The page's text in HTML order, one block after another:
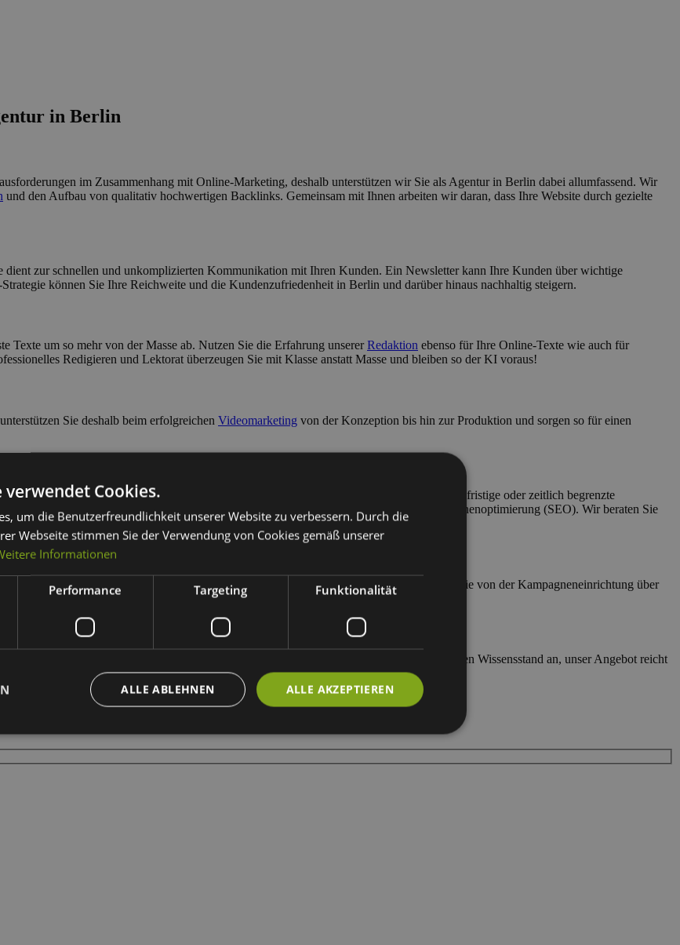
in Berlin
im Zusammenhang mit Online-Marketing, deshalb unterstützen wir Sie als Agentur in Berlin dabei allumfassend. Wir
und den Aufbau von qualitativ hochwertigen Backlinks. Gemeinsam mit Ihnen arbeiten wir daran, dass Ihre Website durch gezielte
zur schnellen und unkomplizierten Kommunikation mit Ihren Kunden. Ein Newsletter kann Ihre Kunden über wichtige
können Sie Ihre Reichweite und die Kundenzufriedenheit in Berlin und darüber hinaus nachhaltig steigern.
Texte um so mehr von der Masse ab. Nutzen Sie die Erfahrung unsererRedaktion ebenso für Ihre Online-Texte wie auch für
Redigieren und Lektorat überzeugen Sie mit Klasse anstatt Masse und bleiben so der KI voraus!
Sie deshalb beim erfolgreichen Videomarketing von der Konzeption bis hin zur Produktion und sorgen so für einen
Betreuung für Ihre Ads-Kampagnen.
ist vor allem als kurzfristige oder zeitlich begrenzte
Ihres Unternehmens. Sie bietet eine Ergänzung zur langfristig ausgelegten Suchmaschinenoptimierung (SEO). Wir beraten Sie
Wir beraten zu Kampagnen mit Instagram, TikTok, LinkedIn & Co. und unterstützen Sie von der Kampagneneinrichtung über
über Online-Marketing an Sie weiter. Dabei passen wir unsere Seminarinhalte an Ihren Wissensstand an, unser Angebot reicht
verwendet Cookies.
um die Benutzerfreundlichkeit unserer Website zu verbessern. Durch die
Webseite stimmen Sie der Verwendung von Cookies gemäß unserer
Informationen
Performance Targeting Funktionalität
ALLE AKZEPTIEREN
ALLE ABLEHNEN